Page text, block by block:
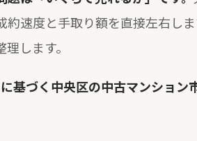
約速度と手取り額を直接左右し
します。
基づく中央区の中古マンション